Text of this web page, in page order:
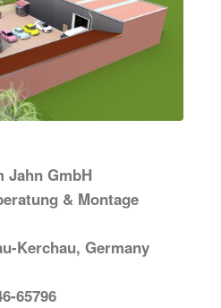
Jahn GmbH
& Montage
Kerchau, Germany
65796